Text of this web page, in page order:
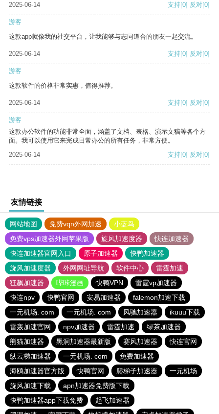
2025-06-14 支持[0] 反对[0]
游客
这款app就像我的社交平台，让我能够与志同道合的朋友一起交流。
2025-06-14 支持[0] 反对[0]
游客
这款软件的价格非常实惠，值得推荐。
2025-06-14 支持[0] 反对[0]
游客
这款办公软件的功能非常全面，涵盖了文档、表格、演示文稿等各个方
面。我可以使用它来完成日常办公的所有任务，非常方便。
2025-06-14
支持[0] 反对[0]
友情链接
网站地图 免费vqn外网加速
小蓝鸟
免费vps加速器外网苹果版
旋风加速度器
快连加速器
快连加速器官网入口
原子加速器
快鸭加速器
旋风加速度器
外网网址导航 软件中心
雷霆加速
狂飙加速器
哔咔漫画 快鸭VPN
雷霆vp加速器
快连npv
快鸭官网 安易加速器
falemon加速下载
一元机场. com
一元机场. com 风驰加速器
ikuuu下载
雷轰加速官网
npv加速器 雷霆加速
绿茶加速器
熊猫加速器
黑洞加速器最新版 赛风加速器
快连官网
纵云梯加速器
一元机场. com
免费加速器
海鸥加速器官方版
快鸭官网 爬梯子加速器
一元机场
旋风加速下载
apn加速器免费版下载
快鸭加速器app下载免费
起飞加速器